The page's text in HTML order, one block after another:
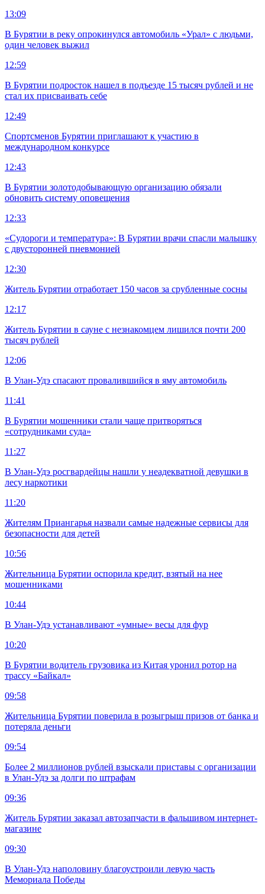
13:09
В Бурятии в реку опрокинулся автомобиль «Урал» с людьми,
один человек выжил
12:59
В Бурятии подросток нашел в подъезде 15 тысяч рублей и не
стал их присваивать себе
12:49
Спортсменов Бурятии приглашают к участию в
международном конкурсе
12:43
В Бурятии золотодобывающую организацию обязали
обновить систему оповещения
12:33
«Судороги и температура»: В Бурятии врачи спасли малышку
с двусторонней пневмонией
12:30
Житель Бурятии отработает 150 часов за срубленные сосны
12:17
Житель Бурятии в сауне с незнакомцем лишился почти 200
тысяч рублей
12:06
В Улан-Удэ спасают провалившийся в яму автомобиль
11:41
В Бурятии мошенники стали чаще притворяться
«сотрудниками суда»
11:27
В Улан-Удэ росгвардейцы нашли у неадекватной девушки в
лесу наркотики
11:20
Жителям Приангарья назвали самые надежные сервисы для
безопасности для детей
10:56
Жительница Бурятии оспорила кредит, взятый на нее
мошенниками
10:44
В Улан-Удэ устанавливают «умные» весы для фур
10:20
В Бурятии водитель грузовика из Китая уронил ротор на
трассу «Байкал»
09:58
Жительница Бурятии поверила в розыгрыш призов от банка и
потеряла деньги
09:54
Более 2 миллионов рублей взыскали приставы с организации
в Улан-Удэ за долги по штрафам
09:36
Житель Бурятии заказал автозапчасти в фальшивом интернет-
магазине
09:30
В Улан-Удэ наполовину благоустроили левую часть
Мемориала Победы